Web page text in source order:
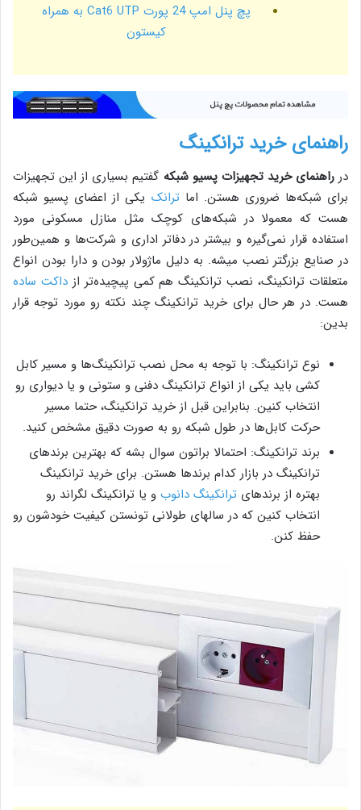
پچ پنل امپ 24 پورت Cat6 UTP به همراه
کیستون
راهنمای خرید ترانکینگ
درراهنمای خرید تجهیزات پسیو شبکه گفتیم بسیاری از این تجهیزات
برای شبکه‌ها ضروری هستن. اماترانک یکی از اعضای پسیو شبکه
هست که معمولا در شبکه‌های کوچک مثل منازل مسکونی مورد
استفاده قرار نمی‌گیره و بیشتر در دفاتر اداری و شرکت‌ها و همین‌طور
در صنایع بزرگتر نصب میشه. به دلیل ماژولار بودن و دارا بودن انواع
متعلقات ترانکینگ، نصب ترانکینگ هم کمی پیچیده‌تر ازداکت ساده
هست. در هر حال برای خرید ترانکینگ چند نکته رو مورد توجه قرار
بدین:
نوع ترانکینگ: با توجه به محل نصب ترانکینگ‌ها و مسیر کابل
کشی باید یکی از انواع ترانکینگ دفنی و ستونی و یا دیواری رو
انتخاب کنین. بنابراین قبل از خرید ترانکینگ، حتما مسیر
حرکت کابل‌ها در طول شبکه رو به صورت دقیق مشخص کنید.
برند ترانکینگ: احتمالا براتون سوال بشه که بهترین برندهای
ترانکینگ در بازار کدام برندها هستن. برای خرید ترانکینگ
بهتره از برندهای ترانکینگ دانوب و یا ترانکینگ لگراند رو
انتخاب کنین که در سالهای طولانی تونستن کیفیت خودشون رو
حفظ کنن.